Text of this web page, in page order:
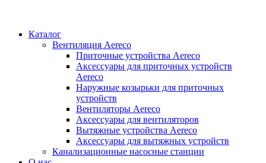
Каталог
Вентиляция Aereco
Приточные устройства Aereco
Аксессуары для приточных устройств
Aereco
Наружные козырьки для приточных
устройств
Вентиляторы Aereco
Аксессуары для вентиляторов
Вытяжные устройства Aereco
Аксессуары для вытяжных устройств
Канализационные насосные станции